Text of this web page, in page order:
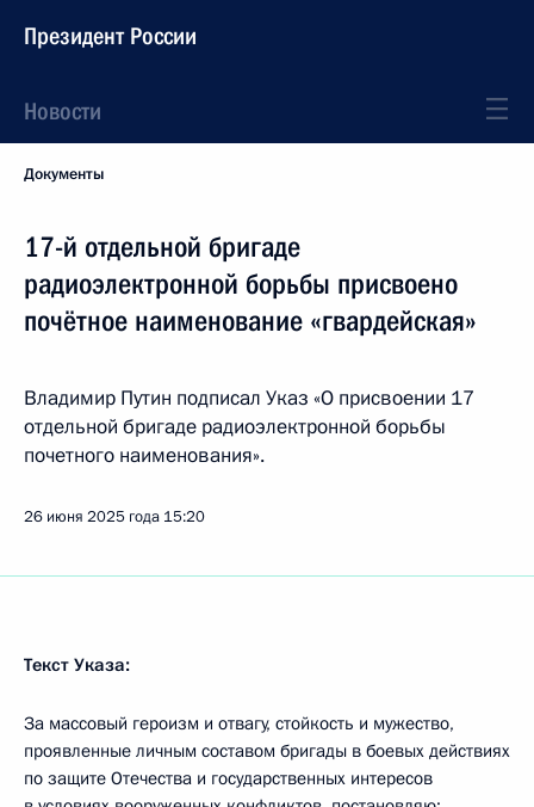
Президент России
Новости
Документы
17-й отдельной бригаде
радиоэлектронной борьбы присвоено
почётное наименование «гвардейская»
Владимир Путин подписал Указ «О присвоении 17
отдельной бригаде радиоэлектронной борьбы
почетного наименования».
26 июня 2025 года 15:20
Текст Указа:
За массовый героизм и отвагу, стойкость и мужество,
проявленные личным составом бригады в боевых действиях
по защите Отечества и государственных интересов